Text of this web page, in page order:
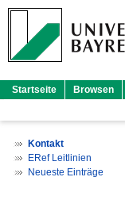
Startseite Browsen
Kontakt
ERef Leitlinien
Neueste Einträge